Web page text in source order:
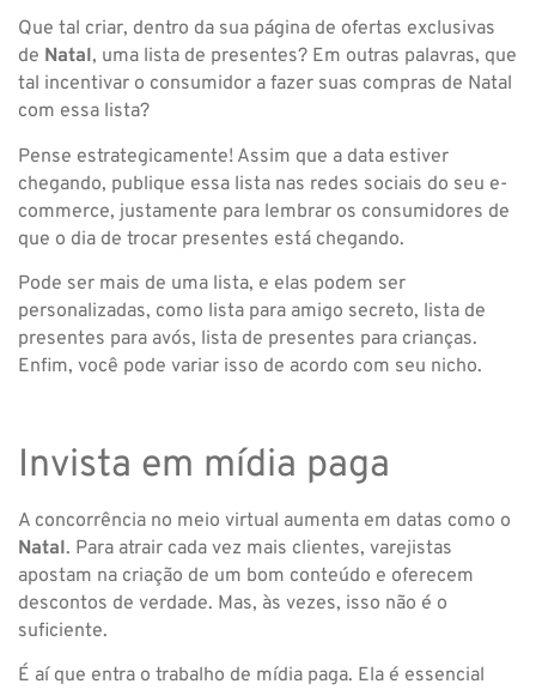
Que tal criar, dentro da sua página de ofertas exclusivas
de Natal, uma lista de presentes? Em outras palavras, que
tal incentivar o consumidor a fazer suas compras de Natal
com essa lista?
Pense estrategicamente! Assim que a data estiver
chegando, publique essa lista nas redes sociais do seu e-
commerce, justamente para lembrar os consumidores de
que o dia de trocar presentes está chegando.
Pode ser mais de uma lista, e elas podem ser
personalizadas, como lista para amigo secreto, lista de
presentes para avós, lista de presentes para crianças.
Enfim, você pode variar isso de acordo com seu nicho.
Invista em mídia paga
A concorrência no meio virtual aumenta em datas como o
Natal. Para atrair cada vez mais clientes, varejistas
apostam na criação de um bom conteúdo e oferecem
descontos de verdade. Mas, às vezes, isso não é o
suficiente.
É aí que entra o trabalho de mídia paga. Ela é essencial